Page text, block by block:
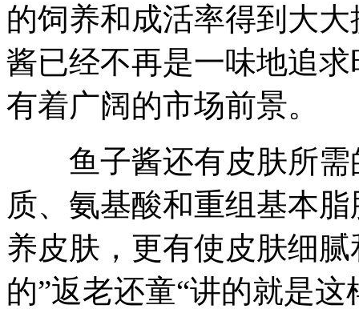
的饲养和成活率得到大
酱已经不再是一味地追
有着广阔的市场前景。
鱼子酱还有皮肤所需
质、氨基酸和重组基本
养皮肤，更有使皮肤细
的”返老还童“讲的就是